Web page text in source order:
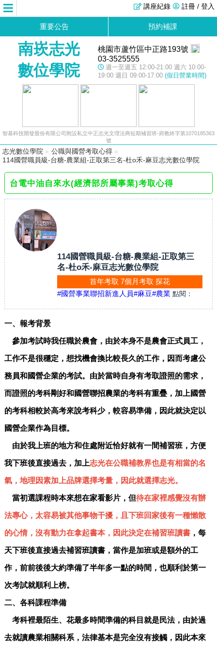
註冊 / 登入
講座紀錄
重要公告 預約補課
南崁志光
數位學院
桃園市蘆竹區中正路193號
03-3525555
週一至週五 12:00-21:00 週六 10:00-
19:00 週日 09:00-17:00 (假日營業時間)
智基科技開發股份有限公司附設私立中正志光文理法商短期補習班-府教終字第1070185363
號
志光數位學院 » 公職與國營考取心得 »
114國營職員級-台糖-農業組-正取第三名-杜o禾-麻豆志光數位學院
台電中油自來水(經濟部所屬事業)考取心得
114國營職員級-台糖-農業組-正取第三
名-杜o禾-麻豆志光數位學院
首年考取 7個月考取 探花
#國營事業聯招新進人員#麻豆#農業 點閱：
一、報考背景
參加考試時我任職於農會，由於本身不是農會正式員工，
工作不是很穩定，想找機會換比較長久的工作，因而考慮公
務員和國營企業的考試。由於當時自身有考取證照的需求，
而證照的考科剛好和國營聯招農業的考科有重疊，加上國營
的考科相較於高考來說考科少，較容易準備，因此就決定以
國營企業作為目標。
由於我上班的地方和住處附近恰好就有一間補習班，方便
我下班後直接過去，加上志光在公職補教界也是有相當的名
氣，地理因素加上品牌選擇考量，因此就選擇志光。
當初選課程時本來想在家看影片，但待在家裡感覺沒有辦
法專心，太容易被其他事物干擾，且下班回家後有一種懶散
的心情，沒有動力在拿起書本，因此決定在補習班讀書，每
天下班後直接過去補習班讀書，當作是加班或是額外的工
作，前前後後大約準備了半年多一點的時間，也順利於第一
次考試就順利上榜。
二、各科課程準備
考科裡最陌生、花最多時間準備的科目就是民法，由於過
去就讀農業相關科系，法律基本是完全沒有接觸，因此本來